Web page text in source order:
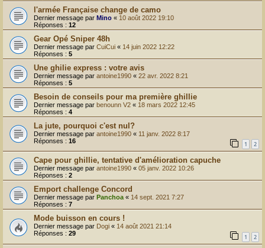
l'armée Française change de camo
Dernier message par Mino « 10 août 2022 19:10
Réponses : 12
Gear Opé Sniper 48h
Dernier message par CuiCui « 14 juin 2022 12:22
Réponses : 5
Une ghilie express : votre avis
Dernier message par antoine1990 « 22 avr. 2022 8:21
Réponses : 5
Besoin de conseils pour ma première ghillie
Dernier message par benounn V2 « 18 mars 2022 12:45
Réponses : 4
La jute, pourquoi c'est nul?
Dernier message par antoine1990 « 11 janv. 2022 8:17
Réponses : 16 1 2
Cape pour ghillie, tentative d'amélioration capuche
Dernier message par antoine1990 « 05 janv. 2022 10:26
Réponses : 2
Emport challenge Concord
Dernier message par Panchoa « 14 sept. 2021 7:27
Réponses : 7
Mode buisson en cours !
Dernier message par Dogi « 14 août 2021 21:14
Réponses : 29 1 2